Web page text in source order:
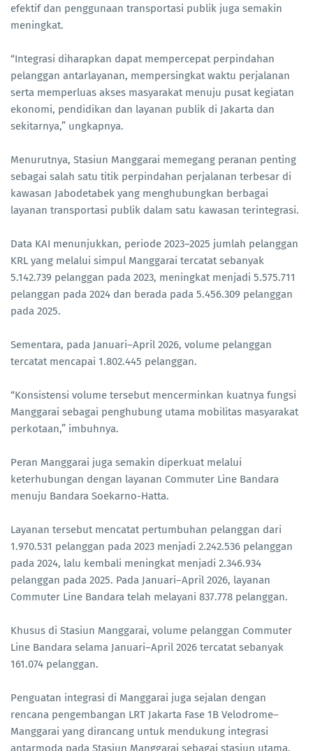
efektif dan penggunaan transportasi publik juga semakin
meningkat.
“Integrasi diharapkan dapat mempercepat perpindahan
pelanggan antarlayanan, mempersingkat waktu perjalanan
serta memperluas akses masyarakat menuju pusat kegiatan
ekonomi, pendidikan dan layanan publik di Jakarta dan
sekitarnya,” ungkapnya.
Menurutnya, Stasiun Manggarai memegang peranan penting
sebagai salah satu titik perpindahan perjalanan terbesar di
kawasan Jabodetabek yang menghubungkan berbagai
layanan transportasi publik dalam satu kawasan terintegrasi.
Data KAI menunjukkan, periode 2023–2025 jumlah pelanggan
KRL yang melalui simpul Manggarai tercatat sebanyak
5.142.739 pelanggan pada 2023, meningkat menjadi 5.575.711
pelanggan pada 2024 dan berada pada 5.456.309 pelanggan
pada 2025.
Sementara, pada Januari–April 2026, volume pelanggan
tercatat mencapai 1.802.445 pelanggan.
“Konsistensi volume tersebut mencerminkan kuatnya fungsi
Manggarai sebagai penghubung utama mobilitas masyarakat
perkotaan,” imbuhnya.
Peran Manggarai juga semakin diperkuat melalui
keterhubungan dengan layanan Commuter Line Bandara
menuju Bandara Soekarno-Hatta.
Layanan tersebut mencatat pertumbuhan pelanggan dari
1.970.531 pelanggan pada 2023 menjadi 2.242.536 pelanggan
pada 2024, lalu kembali meningkat menjadi 2.346.934
pelanggan pada 2025. Pada Januari–April 2026, layanan
Commuter Line Bandara telah melayani 837.778 pelanggan.
Khusus di Stasiun Manggarai, volume pelanggan Commuter
Line Bandara selama Januari–April 2026 tercatat sebanyak
161.074 pelanggan.
Penguatan integrasi di Manggarai juga sejalan dengan
rencana pengembangan LRT Jakarta Fase 1B Velodrome–
Manggarai yang dirancang untuk mendukung integrasi
antarmoda pada Stasiun Manggarai sebagai stasiun utama.